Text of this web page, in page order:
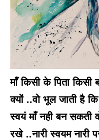
माँ किसी के पिता किसी
क्यों ..वो भूल जाती है
स्वयं माँ नही बन सकती
रखे ..नारी स्वयम नारी